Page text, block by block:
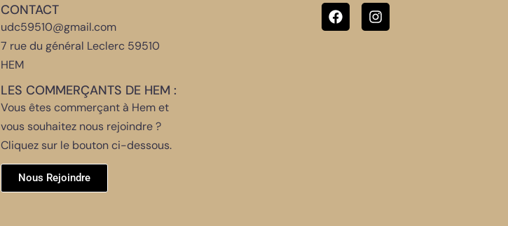
CONTACT
udc59510@gmail.com
7 rue du général Leclerc 59510
HEM
LES COMMERÇANTS DE HEM :
Vous êtes commerçant à Hem et
vous souhaitez nous rejoindre ?
Cliquez sur le bouton ci-dessous.
Nous Rejoindre